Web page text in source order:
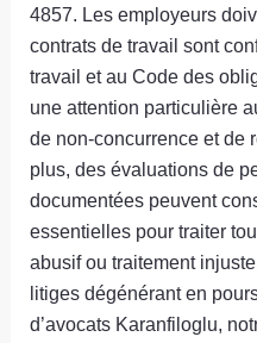
4857. Les employeurs
contrats de travail sont
travail et au Code des
une attention particulière
de non-concurrence et de
plus, des évaluations de
documentées peuvent
essentielles pour traiter
abusif ou traitement
litiges dégénérant en
d’avocats Karanfiloglu,